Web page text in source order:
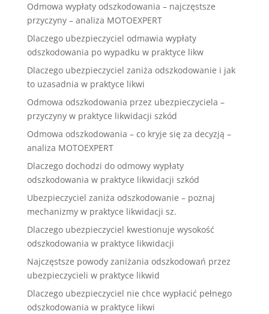
Odmowa wypłaty odszkodowania – najczęstsze
przyczyny – analiza MOTOEXPERT
Dlaczego ubezpieczyciel odmawia wypłaty
odszkodowania po wypadku w praktyce likw
Dlaczego ubezpieczyciel zaniża odszkodowanie i jak
to uzasadnia w praktyce likwi
Odmowa odszkodowania przez ubezpieczyciela –
przyczyny w praktyce likwidacji szkód
Odmowa odszkodowania – co kryje się za decyzją –
analiza MOTOEXPERT
Dlaczego dochodzi do odmowy wypłaty
odszkodowania w praktyce likwidacji szkód
Ubezpieczyciel zaniża odszkodowanie – poznaj
mechanizmy w praktyce likwidacji sz.
Dlaczego ubezpieczyciel kwestionuje wysokość
odszkodowania w praktyce likwidacji
Najczęstsze powody zaniżania odszkodowań przez
ubezpieczycieli w praktyce likwid
Dlaczego ubezpieczyciel nie chce wypłacić pełnego
odszkodowania w praktyce likwi